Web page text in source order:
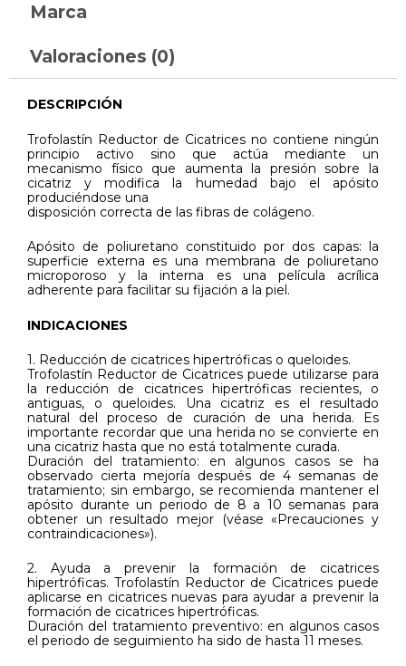
Marca
Valoraciones (0)
DESCRIPCIÓN
Trofolastín Reductor de Cicatrices no contiene ningún
principio activo sino que actúa mediante un
mecanismo físico que aumenta la presión sobre la
cicatriz y modifica la humedad bajo el apósito
produciéndose una
disposición correcta de las fibras de colágeno.
Apósito de poliuretano constituido por dos capas: la
superficie externa es una membrana de poliuretano
microporoso y la interna es una película acrílica
adherente para facilitar su fijación a la piel.
INDICACIONES
1. Reducción de cicatrices hipertróficas o queloides.
Trofolastín Reductor de Cicatrices puede utilizarse para
la reducción de cicatrices hipertróficas recientes, o
antiguas, o queloides. Una cicatriz es el resultado
natural del proceso de curación de una herida. Es
importante recordar que una herida no se convierte en
una cicatriz hasta que no está totalmente curada.
Duración del tratamiento: en algunos casos se ha
observado cierta mejoría después de 4 semanas de
tratamiento; sin embargo, se recomienda mantener el
apósito durante un periodo de 8 a 10 semanas para
obtener un resultado mejor (véase «Precauciones y
contraindicaciones»).
2. Ayuda a prevenir la formación de cicatrices
hipertróficas. Trofolastín Reductor de Cicatrices puede
aplicarse en cicatrices nuevas para ayudar a prevenir la
formación de cicatrices hipertróficas.
Duración del tratamiento preventivo: en algunos casos
el periodo de seguimiento ha sido de hasta 11 meses.